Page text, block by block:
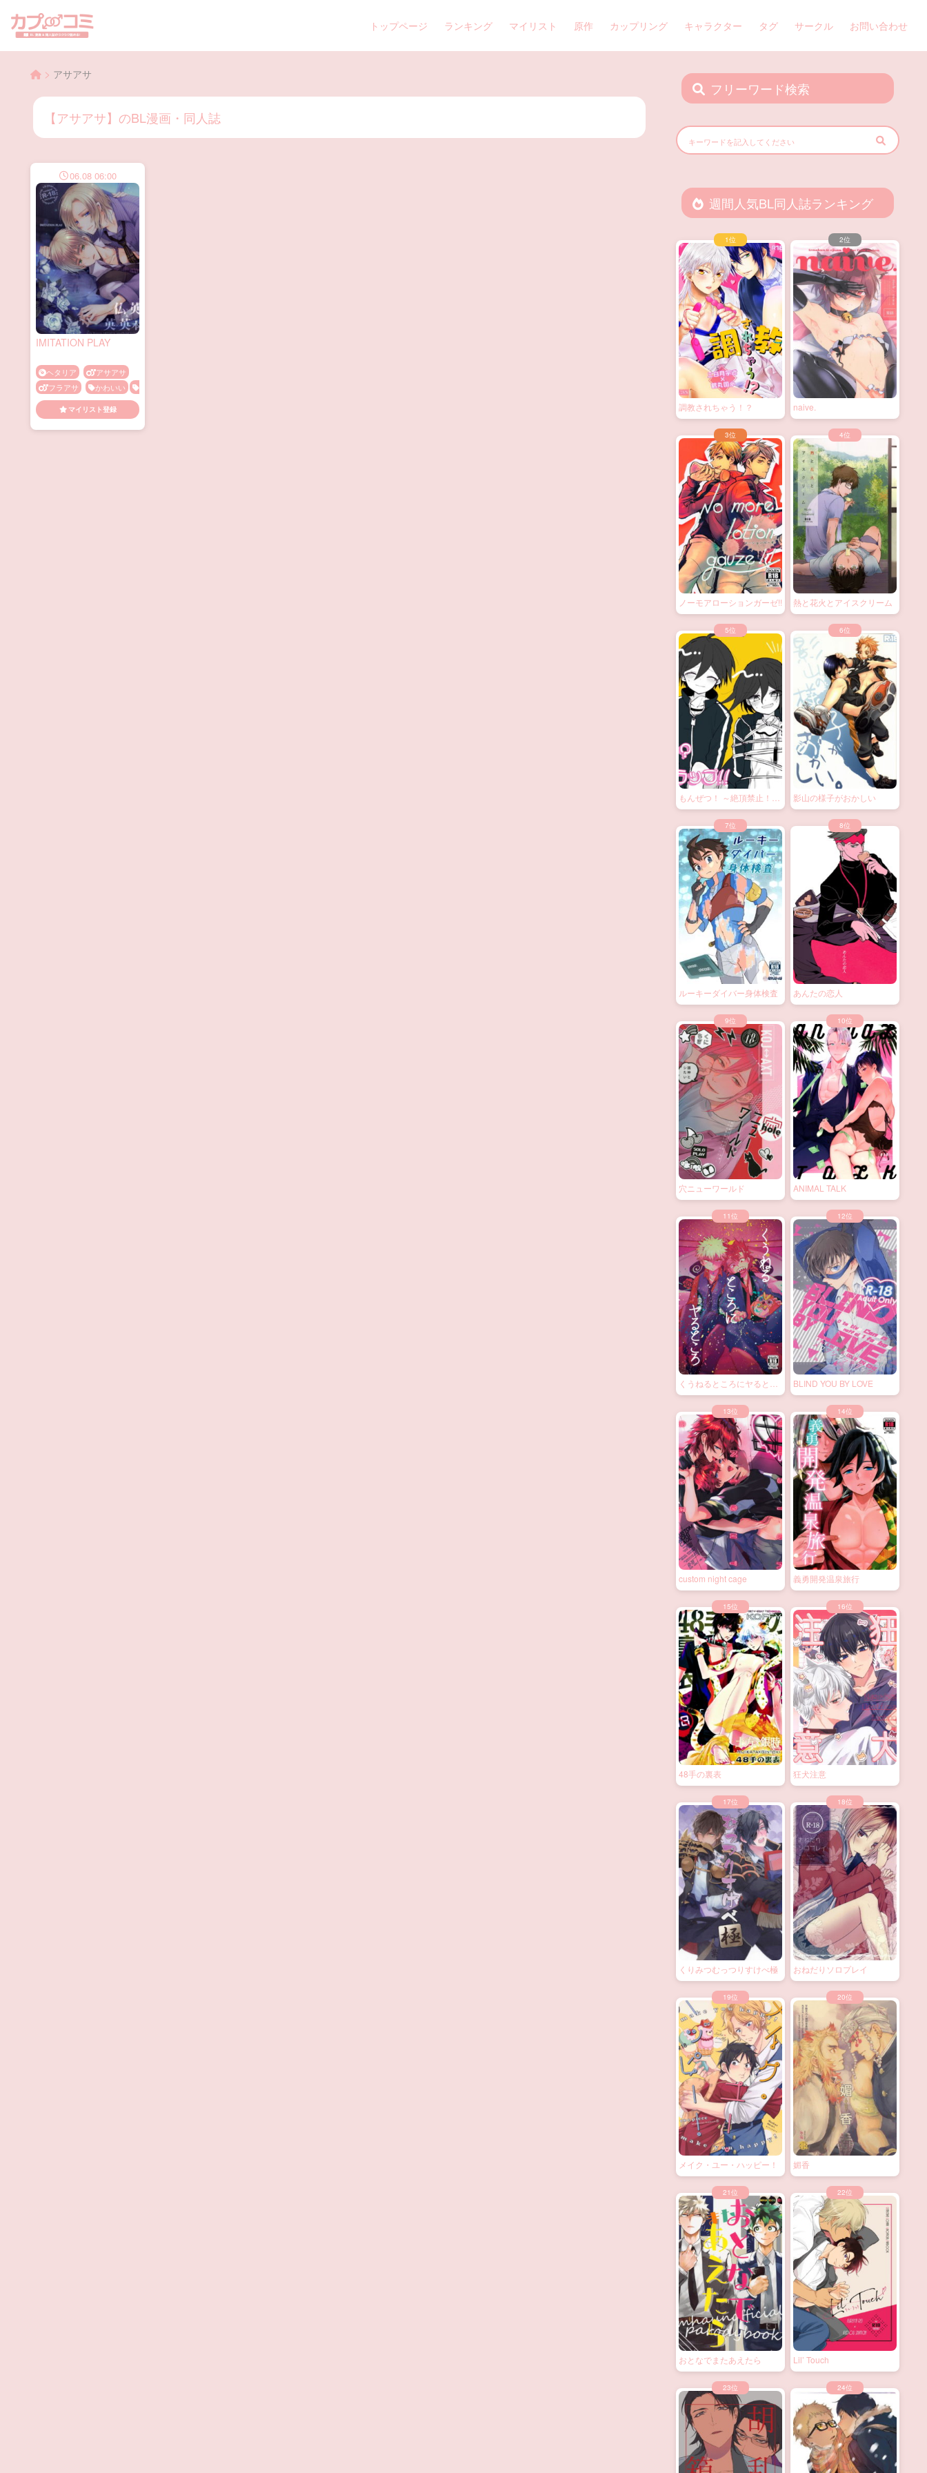
トップページ ランキング マイリスト 原作 カップリング キャラクター タグ サークル お問い合わせ
> アサアサ
【アサアサ】のBL漫画・同人誌
06.08 06:00
IMITATION PLAY
ヘタリア
アサアサ
フラアサ
かわいい
メス顔
勃起
手マン
発情
マイリスト登録
フリーワード検索
週間人気BL同人誌ランキング
調教されちゃう！？ naive.
ノーモアローションガーゼ!! 熱と花火とアイスクリーム
もんぜつ！ ～絶頂禁止！？
大なわトラップ！～
影山の様子がおかしい
ルーキーダイバー身体検査 あんたの恋人
穴ニューワールド ANIMAL TALK
くうねるところにヤるとこ
ろ
BLIND YOU BY LOVE
custom night cage 義勇開発温泉旅行
48手の裏表 狂犬注意
くりみつむっつりすけべ極 おねだりソロプレイ
メイク・ユー・ハッピー！ 媚香
おとなでまたあえたら Lil’ Touch